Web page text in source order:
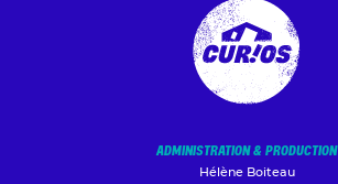
ADMINISTRATION & PRODUCTION
Hélène Boiteau